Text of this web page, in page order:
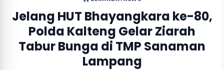
Jelang HUT Bhayangkara ke-80,
Polda Kalteng Gelar Ziarah
Tabur Bunga di TMP Sanaman
Lampang